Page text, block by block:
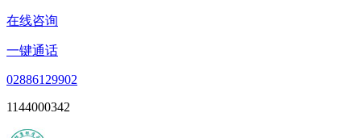
在线咨询
一键通话
02886129902
1144000342